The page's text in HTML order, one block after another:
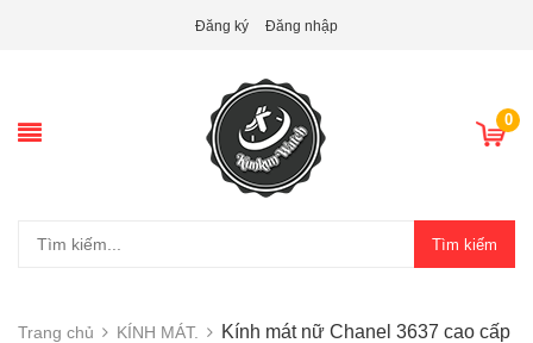
Đăng ký Đăng nhập
0
Tìm kiếm
Trang chủ KÍNH MÁT.
Kính mát nữ Chanel 3637 cao cấp